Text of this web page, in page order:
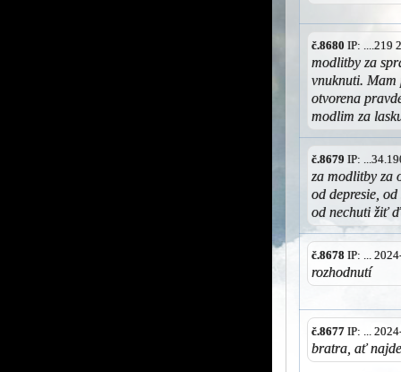
č.8680 IP: ....219
modlitby za
vnuknuti. Mam
otvorena
modlim za
č.8679 IP:
za modlitby za
od depresie,
od nechuti žiť
č.8678 IP: ...
rozhodnutí
č.8677 IP: ...
bratra, ať